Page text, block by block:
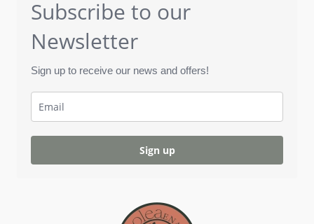
Subscribe to our
Newsletter
Sign up to receive our news and offers!
Sign up